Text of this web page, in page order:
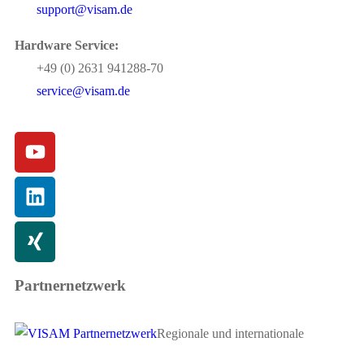
support@visam.de
Hardware Service:
+49 (0) 2631 941288-70
service@visam.de
Partnernetzwerk
Regionale und internationale